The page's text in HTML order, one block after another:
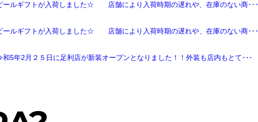
ールギフトが入荷しました☆ 店舗により入荷時期の遅れや、在庫のない商･･･
ールギフトが入荷しました☆ 店舗により入荷時期の遅れや、在庫のない商･･･
2月２５日に足利店が新装オープンとなりました！！外装も店内もとて･･･